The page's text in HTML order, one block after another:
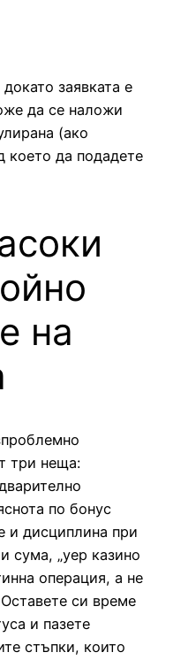
заявката е
да се наложи
(ако
което да подадете
на
три неща:
по бонус
и дисциплина при
сума, „yep казино
операция, а не
си време
и пазете
стъпки, които